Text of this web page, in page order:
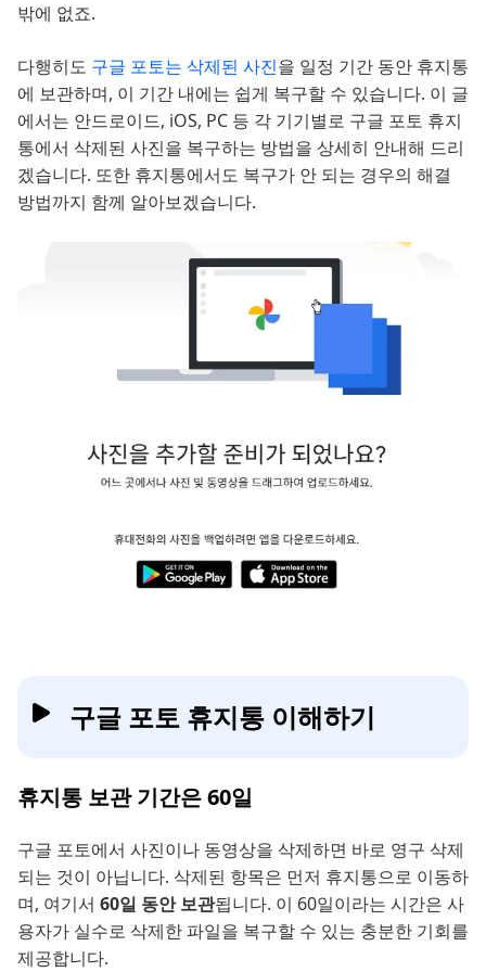
밖에 없죠.
다행히도 구글 포토는 삭제된 사진을 일정 기간 동안 휴지통
에 보관하며, 이 기간 내에는 쉽게 복구할 수 있습니다. 이 글
에서는 안드로이드, iOS, PC 등 각 기기별로 구글 포토 휴지
통에서 삭제된 사진을 복구하는 방법을 상세히 안내해 드리
겠습니다. 또한 휴지통에서도 복구가 안 되는 경우의 해결
방법까지 함께 알아보겠습니다.
구글 포토 휴지통 이해하기
휴지통 보관 기간은 60일
구글 포토에서 사진이나 동영상을 삭제하면 바로 영구 삭제
되는 것이 아닙니다. 삭제된 항목은 먼저 휴지통으로 이동하
며, 여기서 60일 동안 보관됩니다. 이 60일이라는 시간은 사
용자가 실수로 삭제한 파일을 복구할 수 있는 충분한 기회를
제공합니다.